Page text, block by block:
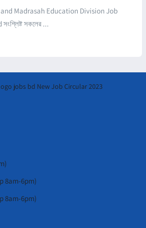
and Madrasah Education Division Job
সকলের ...
8am-6pm)
8am-6pm)